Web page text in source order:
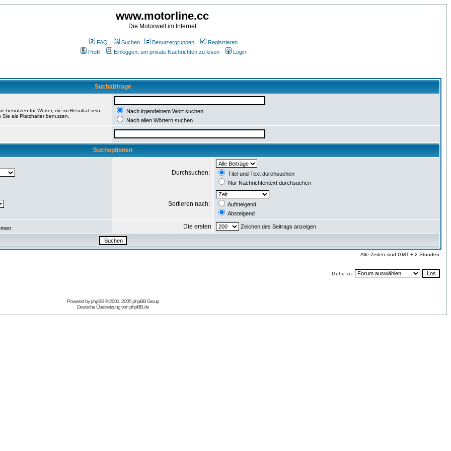
www.motorline.cc
Die Motorwelt im Internet
FAQ Suchen Benutzergruppen
Registrieren
Profil
Einloggen, um private Nachrichten zu lesen Login
Suchabfrage
benutzen für Wörter, die im Resultat sein
als Platzhalter benutzen.
Nach irgendeinem Wort suchen
Nach allen Wörtern suchen
Suchoptionen
Durchsuchen:
Titel und Text durchsuchen
Nur Nachrichtentext durchsuchen
Sortieren nach:
Aufsteigend
Absteigend
Die ersten Zeichen des Beitrags anzeigen
Alle Zeiten sind GMT + 2 Stunden
Gehe zu:
Powered byphpBB© 2001, 2005 phpBB Group
Deutsche Übersetzung vonphpBB.de